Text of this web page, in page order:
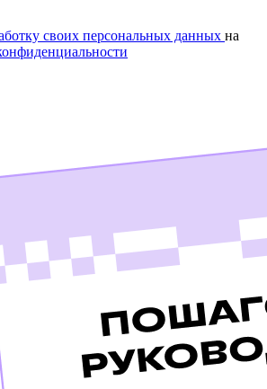
своих персональных данных на